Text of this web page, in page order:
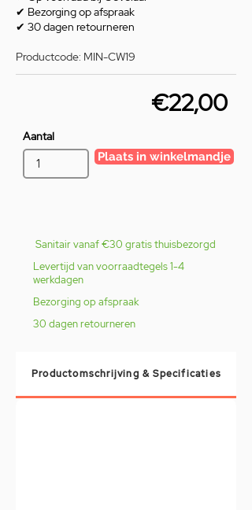
✔ Bezorging op afspraak
✔ 30 dagen retourneren
Productcode: MIN-CW19
€22,00
Aantal
Plaats in winkelmandje
Sanitair vanaf €30 gratis thuisbezorgd
Levertijd van voorraadtegels 1-4
werkdagen
Bezorging op afspraak
30 dagen retourneren
Productomschrijving & Specificaties